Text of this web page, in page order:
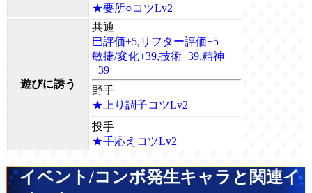
★要所○コツLv2
遊びに誘う
共通
巴評価+5,リフター評価+5
敏捷/変化+39,技術+39,精神
+39
野手
★上り調子コツLv2
投手
★手応えコツLv2
イベント/コンボ発生キャラと関連イ